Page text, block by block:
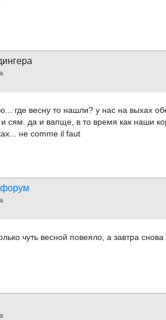
где весну то нашли? у нас на выхах
сям. да и вапще, в то время как наши
не comme il faut
форум
чуть весной повеяло, а завтра